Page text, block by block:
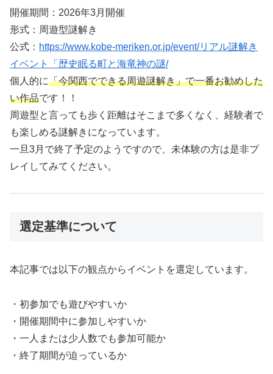
開催期間：2026年3月開催
形式：周遊型謎解き
公式： https://www.kobe-meriken.or.jp/event/リアル謎解き
イベント「歴史眠る町と海竜神の謎/
個人的に「今関西でできる周遊謎解き」で一番お勧めした
い作品です！！
周遊型と言っても歩く距離はそこまで多くなく、経験者で
も楽しめる謎解きになっています。
一旦3月で終了予定のようですので、未体験の方は是非プ
レイしてみてください。
選定基準について
本記事では以下の観点からイベントを選定しています。
・初参加でも遊びやすいか
・開催期間中に参加しやすいか
・一人または少人数でも参加可能か
・終了期間が迫っているか